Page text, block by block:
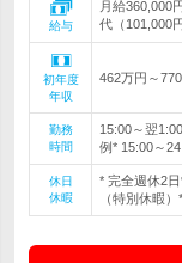
給与
月給360,000
代（101,000
初年度
年収
462万円～
勤務
時間
15:00～翌
例* 15:00～
休日
休暇
* 完全週休2
（特別休暇